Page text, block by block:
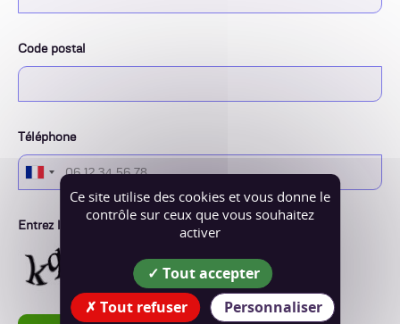
Code postal
Téléphone
Entrez le mot tel qu'il apparaît dans l'image ci-dessous
Ce site utilise des cookies et vous donne le
contrôle sur ceux que vous souhaitez
activer
Tout accepter
Tout refuser
Personnaliser